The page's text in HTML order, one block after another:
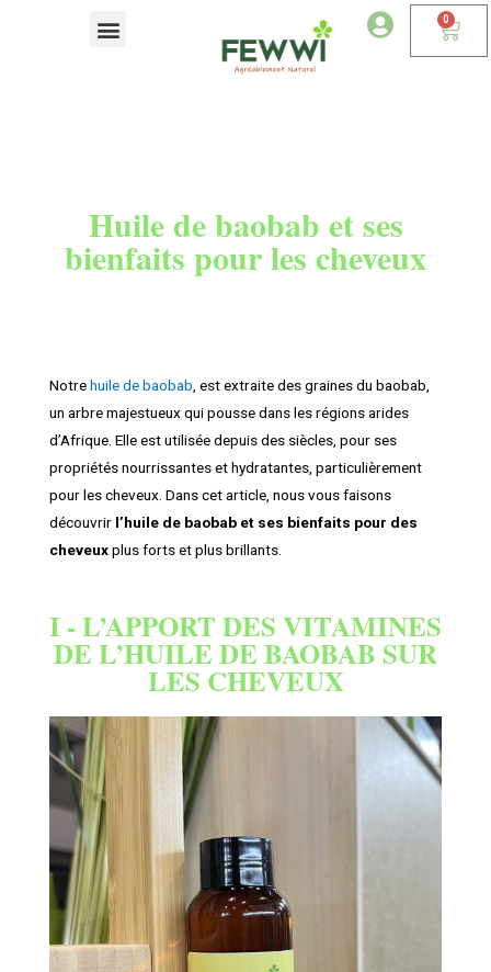
0
Huile de baobab et ses
bienfaits pour les cheveux
Notrehuile de baobab , est extraite des graines du baobab,
un arbre majestueux qui pousse dans les régions arides
d’Afrique. Elle est utilisée depuis des siècles, pour ses
propriétés nourrissantes et hydratantes, particulièrement
pour les cheveux. Dans cet article, nous vous faisons
découvrir l’huile de baobab et ses bienfaits pour des
cheveuxplus forts et plus brillants.
I - L’APPORT DES VITAMINES
DE L’HUILE DE BAOBAB SUR
LES CHEVEUX